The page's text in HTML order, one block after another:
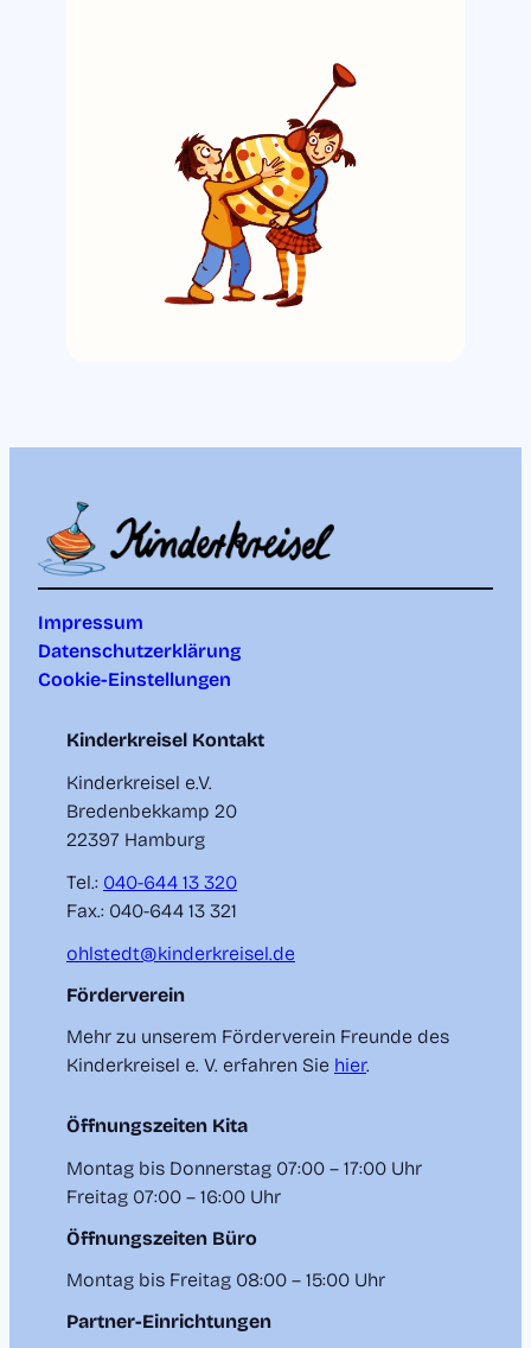
Impressum
Datenschutzerklärung
Cookie-Einstellungen
Kinderkreisel Kontakt
Kinderkreisel e.V.
Bredenbekkamp 20
22397 Hamburg
Tel.: 040-644 13 320
Fax.: 040-644 13 321
ohlstedt@kinderkreisel.de
Förderverein
Mehr zu unserem Förderverein Freunde des
Kinderkreisel e. V. erfahren Sie hier.
Öffnungszeiten Kita
Montag bis Donnerstag 07:00 – 17:00 Uhr
Freitag 07:00 – 16:00 Uhr
Öffnungszeiten Büro
Montag bis Freitag 08:00 – 15:00 Uhr
Partner-Einrichtungen